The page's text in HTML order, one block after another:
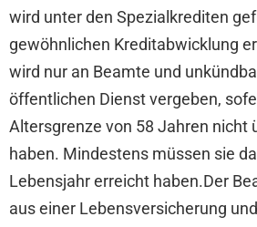
wird unter den Spezialkrediten
gewöhnlichen Kreditabwicklung
wird nur an Beamte und
öffentlichen Dienst vergeben,
Altersgrenze von 58 Jahren nicht
haben. Mindestens müssen sie
Lebensjahr erreicht haben.Der
aus einer Lebensversicherung